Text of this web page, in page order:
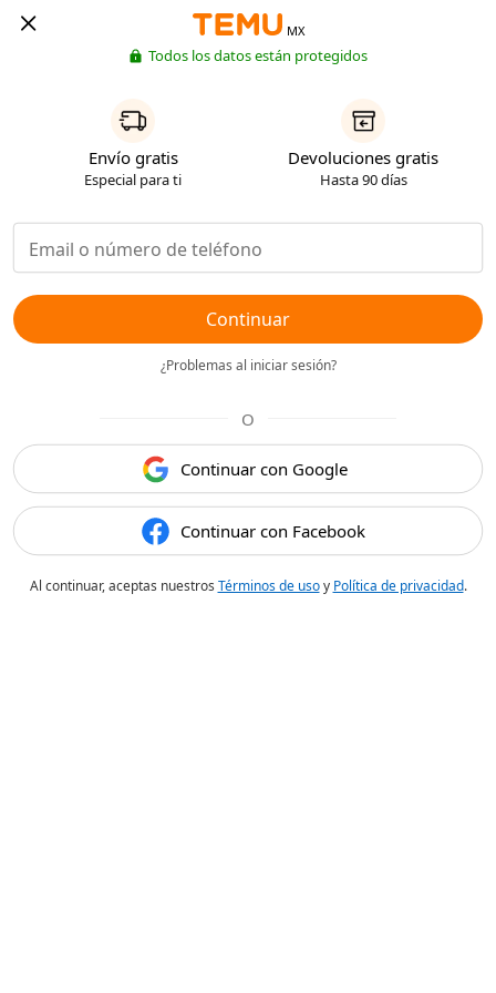
MX
Todos los datos están protegidos
Envío gratis
Especial para ti
Devoluciones gratis
Hasta 90 días
Continuar
¿Problemas al iniciar sesión?
O
Continuar con Google
Continuar con Facebook
Al continuar, aceptas nuestros Términos de usoy Política de privacidad.